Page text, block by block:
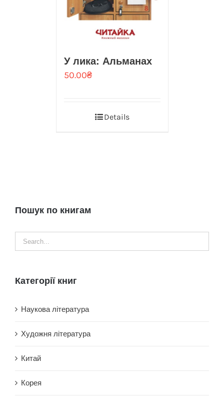
У лика: Альманах
50.00₴
Details
Пошук по книгам
Категорії книг
Наукова література
Художня література
Китай
Корея